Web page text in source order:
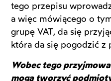
tego przepisu
a więc mówiącego o
grupę VAT, da się
która da się pogodzić z
Wobec tego
mogą tworzyć